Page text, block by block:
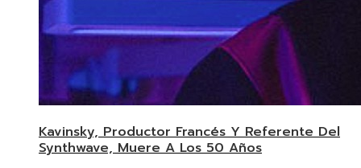
Kavinsky, Productor Francés Y Referente Del
Synthwave, Muere A Los 50 Años